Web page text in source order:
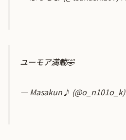
ユーモア満載🤣
— Masakun♪ (@o_n101o_k)